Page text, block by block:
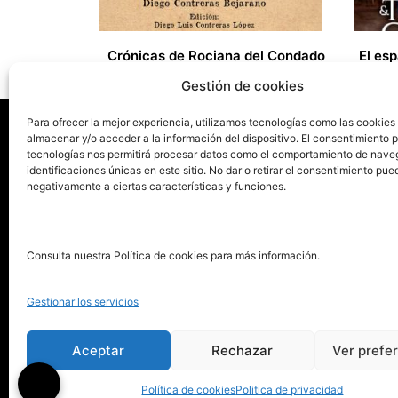
Gestión de cookies
Para ofrecer la mejor experiencia, utilizamos tecnologías como las cookies
almacenar y/o acceder a la información del dispositivo. El consentimiento
tecnologías nos permitirá procesar datos como el comportamiento de
identificaciones únicas en este sitio. No dar o retirar el consentimiento
negativamente a ciertas características y funciones.
Consulta nuestra Política de cookies para más información.
Gestionar los servicios
Aceptar Rechazar Ver
Política de cookiesPolitica de privacidad
Crónicas de Rociana del Condado
pionero de autoedición
911 413 306
info@puntorojolibros.com
La